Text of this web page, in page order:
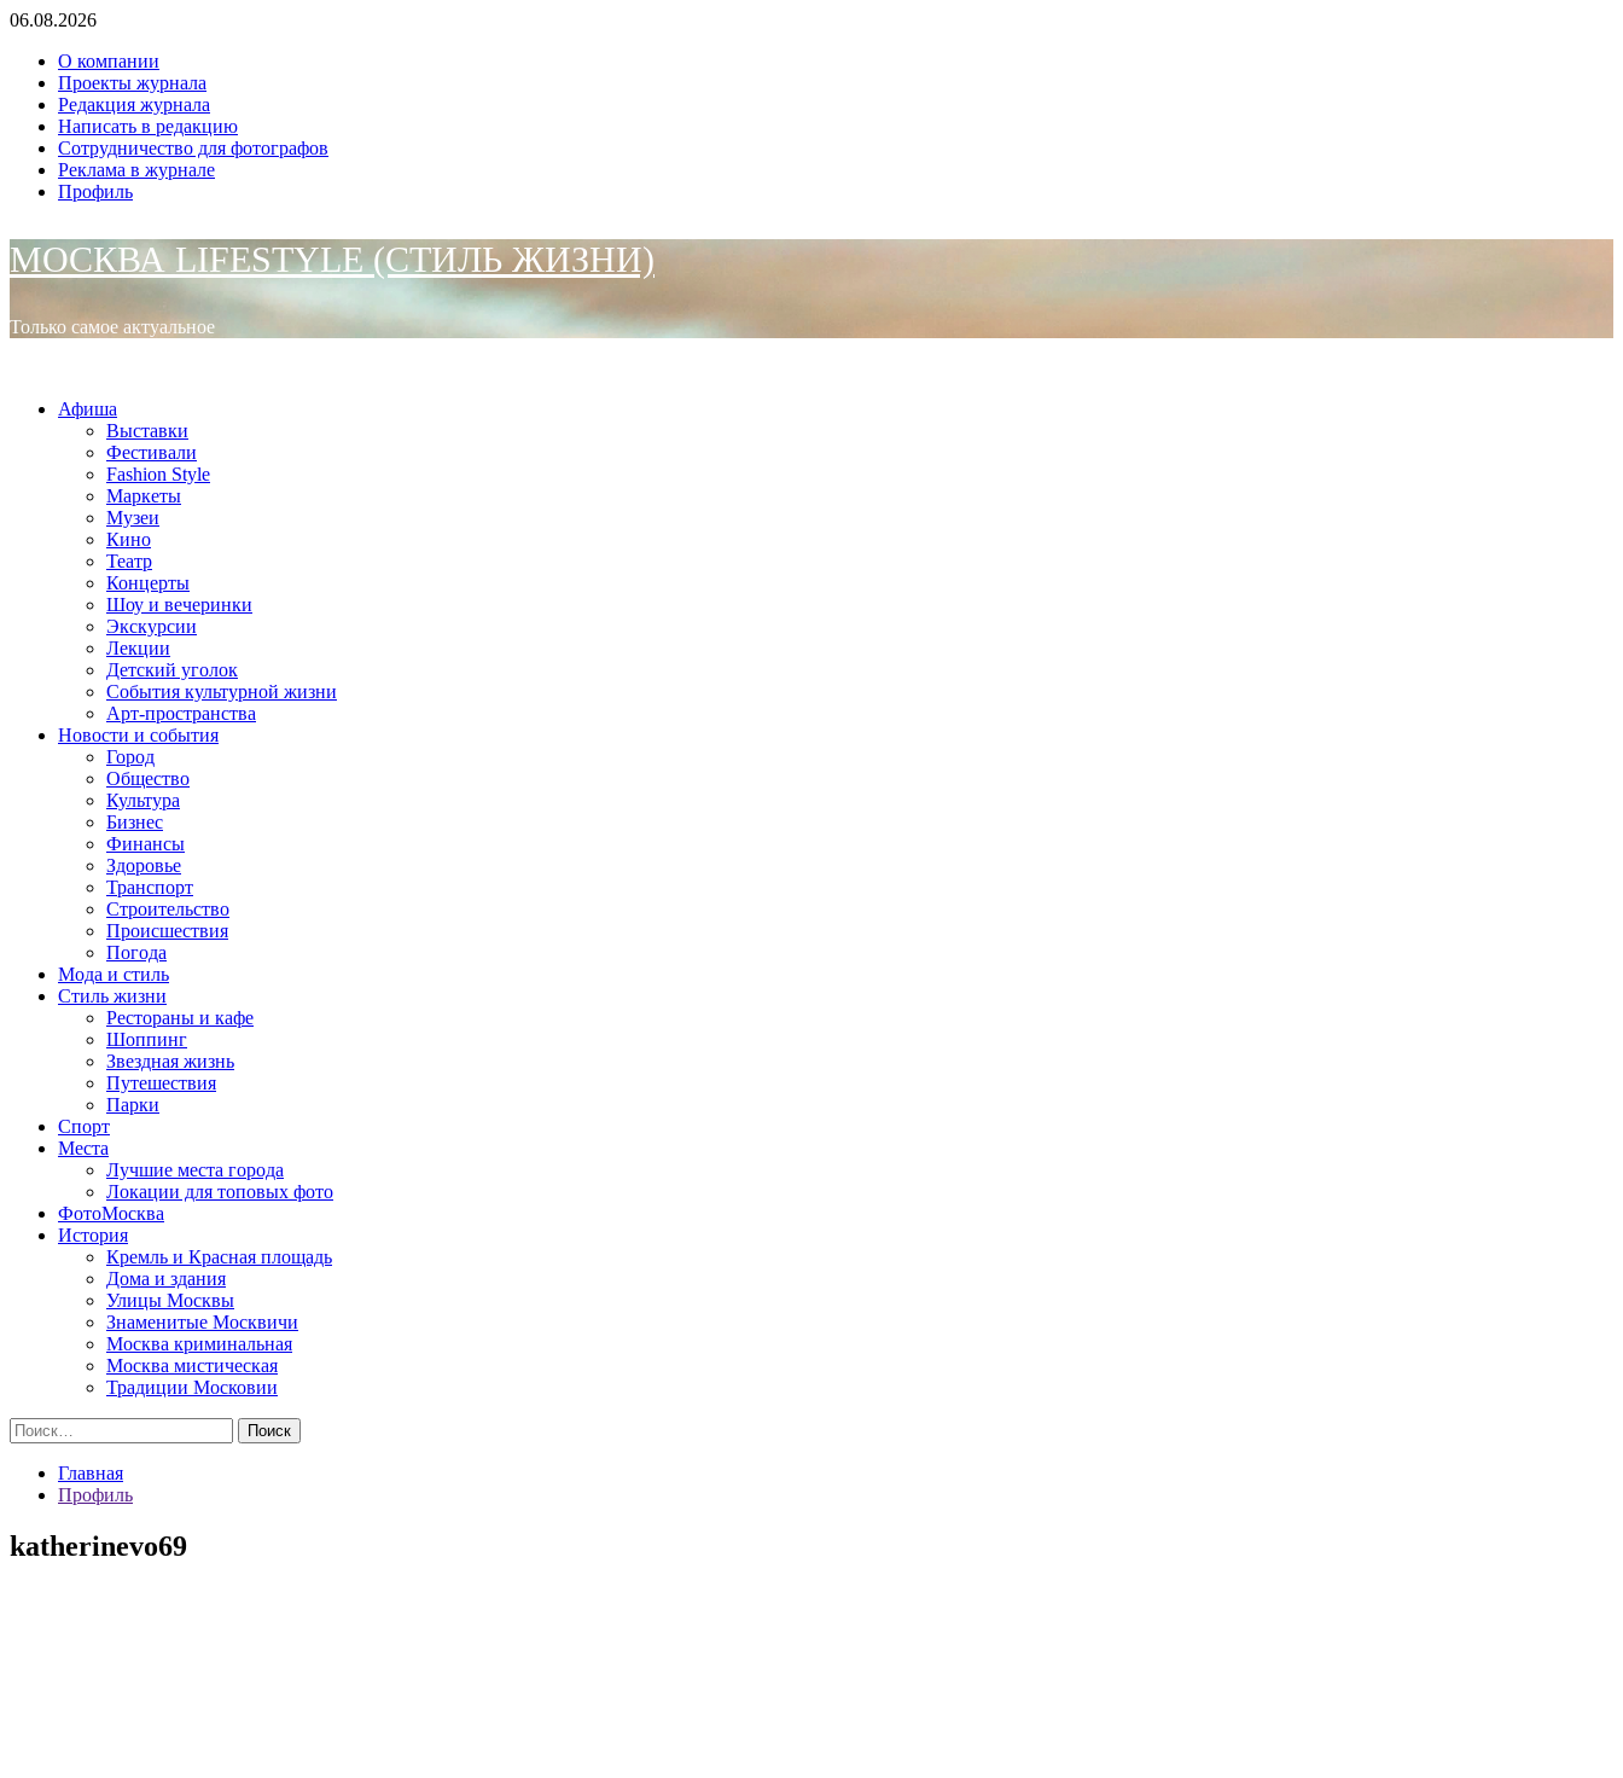
Перейти
содержимому
06.08.2026
О компании
Проекты журнала
Редакция журнала
Написать в редакцию
Сотрудничество для фотографов
Реклама в журнале
Профиль
МОСКВА LIFESTYLE (СТИЛЬ ЖИЗНИ)
Только самое актуальное
Афиша
Выставки
Фестивали
Fashion Style
Маркеты
Музеи
Кино
Театр
Концерты
Шоу и вечеринки
Экскурсии
Лекции
Детский уголок
События культурной жизни
Арт-пространства
Новости и события
Город
Общество
Культура
Бизнес
Финансы
Здоровье
Транспорт
Строительство
Происшествия
Погода
Мода и стиль
Стиль жизни
Рестораны и кафе
Шоппинг
Звездная жизнь
Путешествия
Парки
Спорт
Места
Лучшие места города
Локации для топовых фото
ФотоМосква
История
Кремль и Красная площадь
Дома и здания
Улицы Москвы
Знаменитые Москвичи
Москва криминальная
Москва мистическая
Традиции Московии
Найти:
Главная
Профиль
katherinevo69